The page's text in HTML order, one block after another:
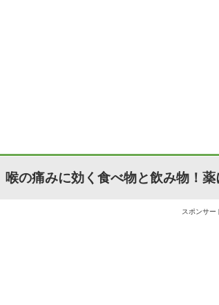
喉の痛みに効く食べ物と飲み物！
スポンサー